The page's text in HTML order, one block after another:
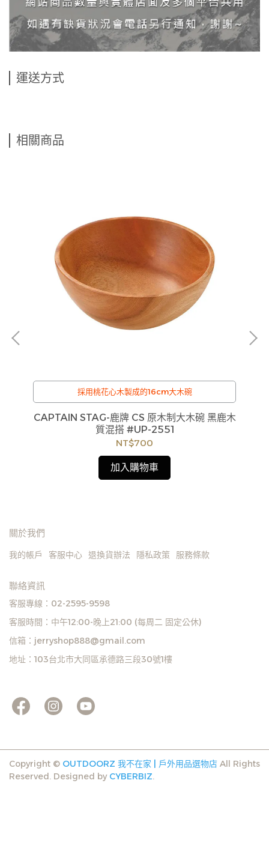
運送方式
相關商品
採用桃花心木製成的16cm大木碗
CAPTAIN STAG-鹿牌 CS 原木制大木碗 黑鹿木
質混搭 #UP-2551
NT$700
加入購物車
關於我們
我的帳戶 客服中心 退換貨辦法 隱私政策 服務條款
聯絡資訊
客服專線：02-2595-9598
客服時間：中午12:00-晚上21:00 (每周二 固定公休)
信箱：jerryshop888@gmail.com
地址：103台北市大同區承德路三段30號1樓
Copyright © OUTDOORZ 我不在家 | 戶外用品選物店 All Rights
Reserved. Designed by CYBERBIZ.